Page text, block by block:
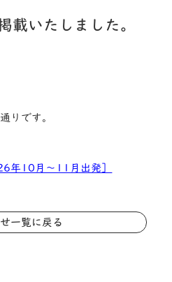
載いたしました。
りです。
年10月〜11月出発］
一覧に戻る